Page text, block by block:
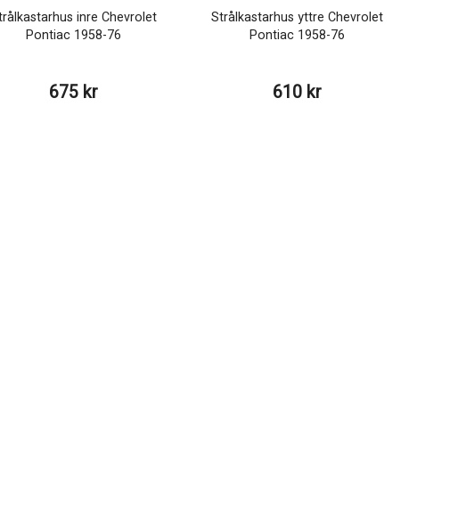
inre Chevrolet
Pontiac 1958-76
675 kr
Strålkastarhus yttre Chevrolet
Pontiac 1958-76
610 kr